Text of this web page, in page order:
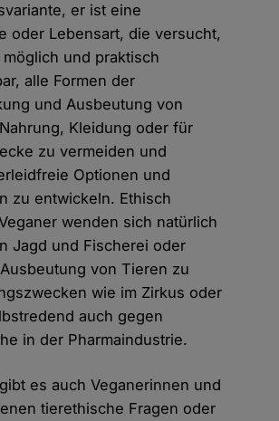
er ist eine
oder Lebensart, die versucht,
und praktisch
alle Formen der
und Ausbeutung von
Kleidung oder für
zu vermeiden und
Optionen und
zu entwickeln. Ethisch
wenden sich natürlich
Jagd und Fischerei oder
von Tieren zu
wie im Zirkus oder
auch gegen
in der Pharmaindustrie.
es auch Veganerinnen und
tierethische Fragen oder